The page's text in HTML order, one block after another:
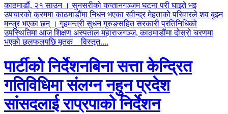
काठमाडौं, २१ साउन । सुनसरीको कप्तानगञ्जम घटना परी घाइते भइ
उपचारको क्रममा काठमाडौंमा निधन भएका रवीन्द्र मेहताको परिवारले शव बुझ्न
मन्जुर भएका छन् । गृहमन्त्री सुधन गुरुङसहित सरकारी प्रतिनिधिको
उपस्थितिमा आज शिक्षण अस्पताल महाराजगञ्ज, काठमाडौंमा दोस्रो चरणमा
भएको छलफलपछि मृतकविस्तृत....
पार्टीको निर्देशनबिना सत्ता केन्द्रित
गतिविधिमा संलग्न नहुन प्रदेश
सांसदलाई राप्रपाको निर्देशन